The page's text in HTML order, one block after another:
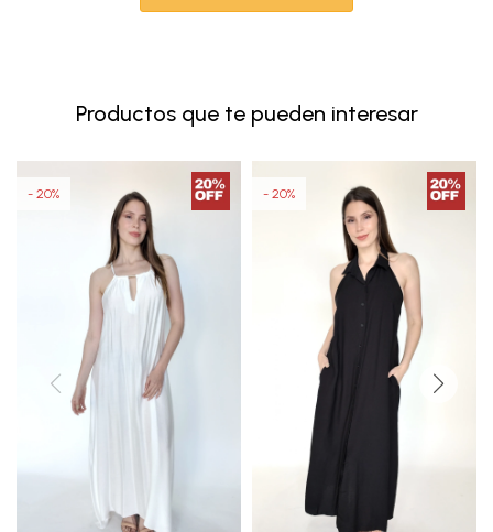
Productos que te pueden interesar
20 20